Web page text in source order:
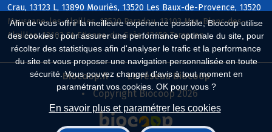
Afin de vous offrir la meilleure expérience possible, Biocoop utilise
des cookies : pour assurer une performance optimale du site, pour
récolter des statistiques afin d'analyser le trafic et la performance
du site et vous proposer une navigation personnalisée en toute
sécurité. Vous pouvez changer d'avis à tout moment en
paramétrant vos cookies. OK pour vous ?
En savoir plus et paramétrer les cookies
Crau, 13123 L, 13890 Mouriès, 13520 Les Baux-de-Provence, 13520
Maussane-les-Alpilles, 13520 Paradou, 13103 Mas-Blanc-des-
Alpilles, 13103 St-Etienne-du-Grès, 13150 Tarascon
Biocoop.fr
Le réseau Biocoop
Copyright Biocoop 2026